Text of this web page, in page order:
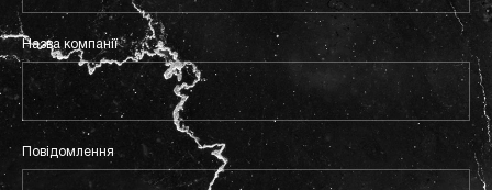
Назва компанії
Повiдомлення